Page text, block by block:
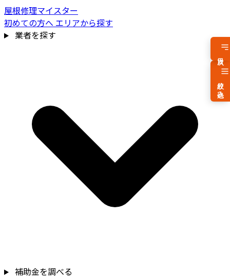
屋根修理マイスター
初めての方へ エリアから探す
業者を探す
補助金を調べる
費用相場を見る
絞り込み